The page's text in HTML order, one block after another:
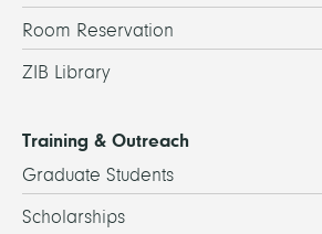
Room Reservation
ZIB Library
Training & Outreach
Graduate Students
Scholarships